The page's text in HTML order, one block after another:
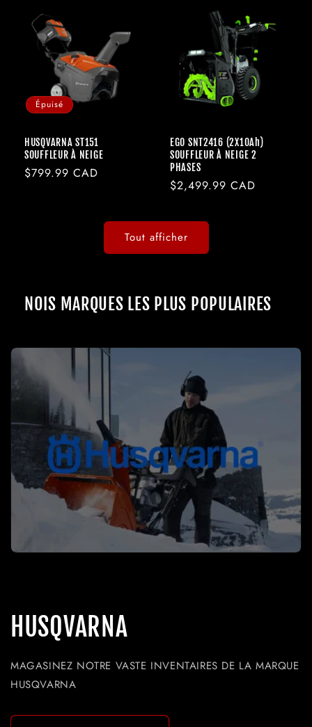
Épuisé
HUSQVARNA ST151
SOUFFLEUR À NEIGE
Prix
$799.99 CAD
EGO SNT2416 (2X10Ah)
SOUFFLEUR À NEIGE 2
PHASES
Prix
$2,499.99 CAD
Tout afficher
NOIS MARQUES LES PLUS POPULAIRES
HUSQVARNA
MAGASINEZ NOTRE VASTE INVENTAIRES DE LA MARQUE
HUSQVARNA